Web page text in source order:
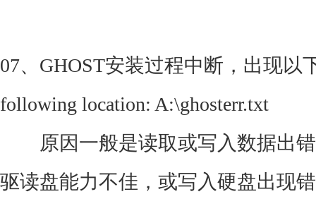
07、GHOST安装过程中断，出现以
following location: A:\ghosterr.txt
原因一般是读取或写入数据出错
驱读盘能力不佳，或写入硬盘出现